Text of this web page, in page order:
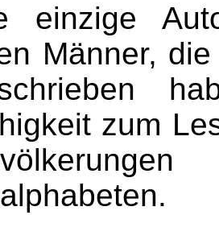
einzige
Männer,
zum